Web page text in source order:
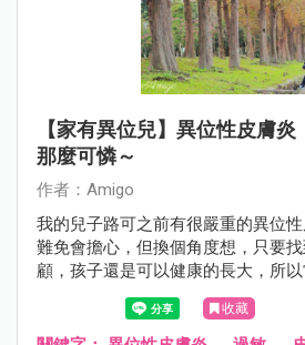
【家有異位兒】異位性皮膚
那麼可憐～
作者：Amigo
我的兒子路可之前有很嚴重的異位
難免會擔心，但換個角度想，只要
顧，孩子還是可以健康的長大，所
收藏